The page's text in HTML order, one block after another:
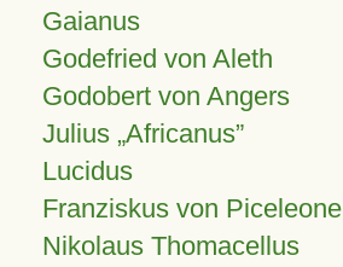
Gaianus
Godefried von Aleth
Godobert von Angers
Julius Africanus
Lucidus
Franziskus von Piceleone
Nikolaus Thomacellus